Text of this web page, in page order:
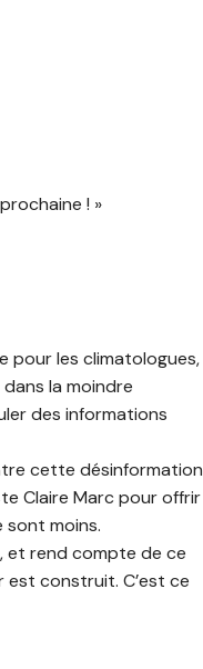
! »
pour les climatologues,
la moindre
des informations
cette désinformation
Claire Marc pour offrir
sont moins.
et rend compte de ce
est construit. C’est ce